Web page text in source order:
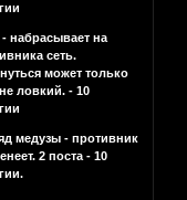
- набрасывает на
сеть.
может только
ловкий. - 10
медузы - противник
2 поста - 10